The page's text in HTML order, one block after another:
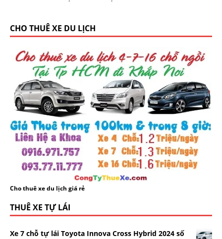
CHO THUÊ XE DU LỊCH
Cho thuê xe du lịch giá rẻ
THUÊ XE TỰ LÁI
Xe 7 chỗ tự lái Toyota Innova Cross Hybrid 2024 số